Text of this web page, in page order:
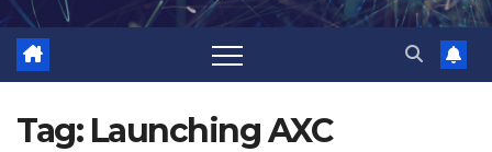
Tag: Launching AXC